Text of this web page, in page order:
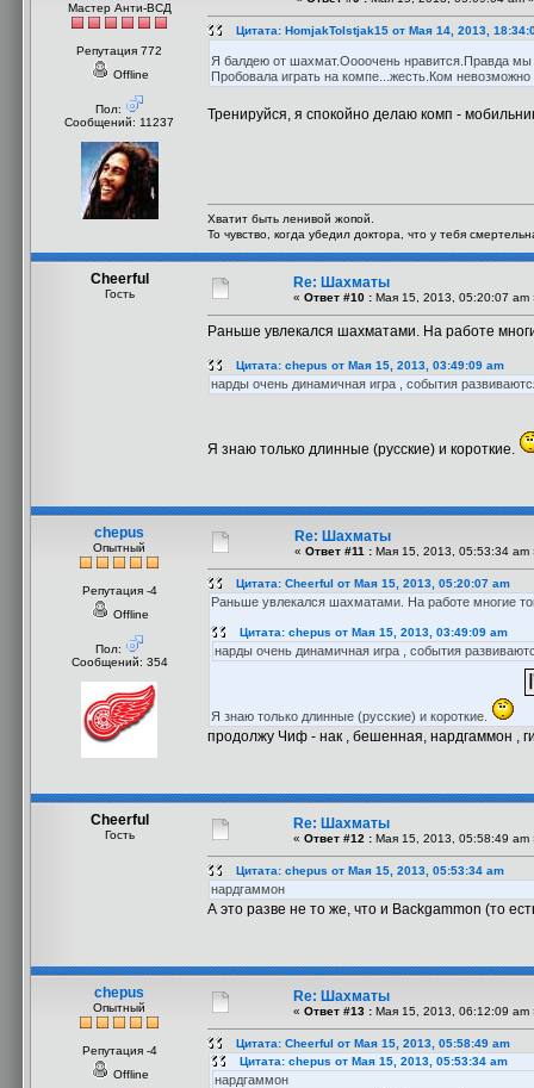
Мастер Анти-ВСД
Репутация 772
Offline
Пол:
Сообщений: 11237
Цитата: HomjakTolstjak15 от Мая 14, 2013,
Я балдею от шахмат.Оооочень нравится.Правда
Пробовала играть на компе...жесть.Ком невозможно
Тренируйся, я спокойно делаю комп -
Хватит быть ленивой жопой.
То чувство, когда убедил доктора, что у тебя
Cheerful
Гость
Re: Шахматы
« Ответ #10 : Мая 15, 2013, 05:20:07 am
Раньше увлекался шахматами. На работе
Цитата: chepus от Мая 15, 2013, 03:49:09 am
нарды очень динамичная игра , события
Я знаю только длинные (русские) и короткие.
chepus
Опытный
Репутация -4
Offline
Пол:
Сообщений: 354
Re: Шахматы
« Ответ #11 : Мая 15, 2013, 05:53:34 am
Цитата: Cheerful от Мая 15, 2013, 05:20:07 am
Раньше увлекался шахматами. На работе многие
Цитата: chepus от Мая 15, 2013, 03:49:09 am
нарды очень динамичная игра , события
Я знаю только длинные (русские) и короткие.
продолжу Чиф - нак , бешенная, нардгаммон ,
Cheerful
Гость
Re: Шахматы
« Ответ #12 : Мая 15, 2013, 05:58:49 am
Цитата: chepus от Мая 15, 2013, 05:53:34 am
нардгаммон
А это разве не то же, что и Backgammon (то
chepus
Опытный
Репутация -4
Offline
Re: Шахматы
« Ответ #13 : Мая 15, 2013, 06:12:09 am
Цитата: Cheerful от Мая 15, 2013, 05:58:49 am
Цитата: chepus от Мая 15, 2013, 05:53:34 am
нардгаммон